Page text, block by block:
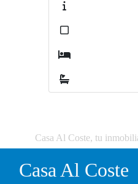
Casa Al Coste, tu
Casa Al Coste